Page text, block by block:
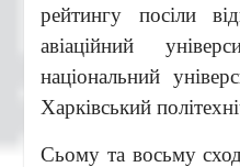
рейтингу посіли
авіаційний
національний
Харківський
Сьому та восьму